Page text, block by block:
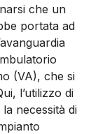
che un
portata ad
(VA), che si
l’utilizzo di
necessità di